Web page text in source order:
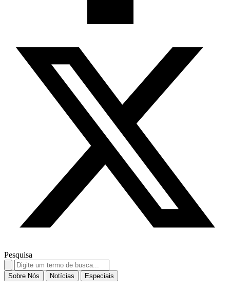
Pesquisa
Search
for:
Sobre Nós Notícias Especiais